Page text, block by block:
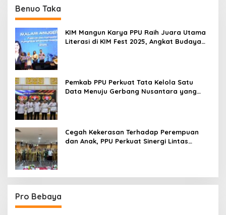
Benuo Taka
KIM Mangun Karya PPU Raih Juara Utama
Literasi di KIM Fest 2025, Angkat Budaya
Pemkab PPU Perkuat Tata Kelola Satu
Data Menuju Gerbang Nusantara yang
Cegah Kekerasan Terhadap Perempuan
dan Anak, PPU Perkuat Sinergi Lintas
Pro Bebaya